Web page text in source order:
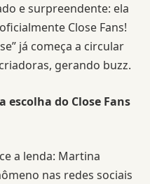
e surpreendente: ela
Close Fans!
já começa a circular
gerando buzz.
escolha do Close Fans
a lenda: Martina
nas redes sociais